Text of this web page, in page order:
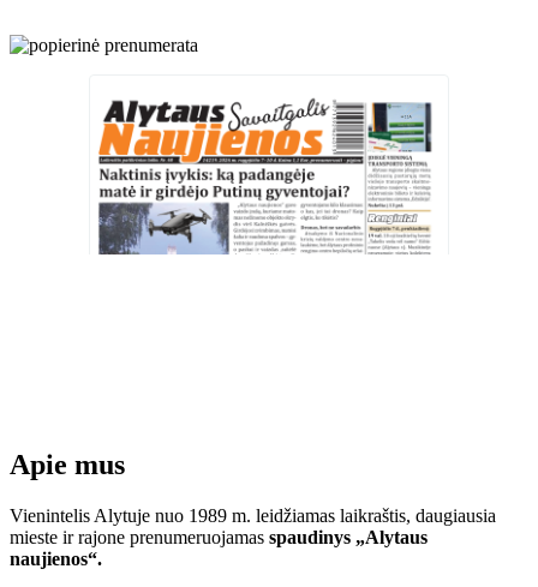
Apie mus
Vienintelis Alytuje nuo 1989 m. leidžiamas laikraštis, daugiausia
mieste ir rajone prenumeruojamas spaudinys „Alytaus
naujienos“.